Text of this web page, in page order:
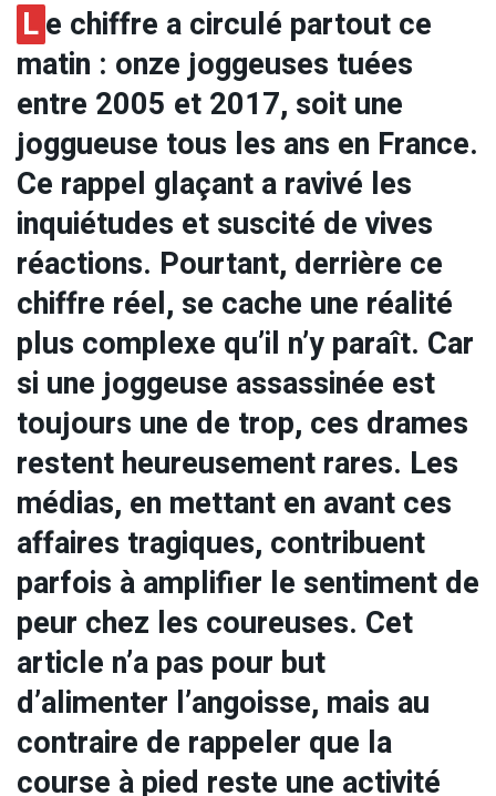
Le chiffre a circulé partout ce
matin : onze joggeuses tuées
entre 2005 et 2017, soit une
joggueuse tous les ans en France.
Ce rappel glaçant a ravivé les
inquiétudes et suscité de vives
réactions. Pourtant, derrière ce
chiffre réel, se cache une réalité
plus complexe qu’il n’y paraît. Car
si une joggeuse assassinée est
toujours une de trop, ces drames
restent heureusement rares. Les
médias, en mettant en avant ces
affaires tragiques, contribuent
parfois à amplifier le sentiment de
peur chez les coureuses. Cet
article n’a pas pour but
d’alimenter l’angoisse, mais au
contraire de rappeler que la
course à pied reste une activité